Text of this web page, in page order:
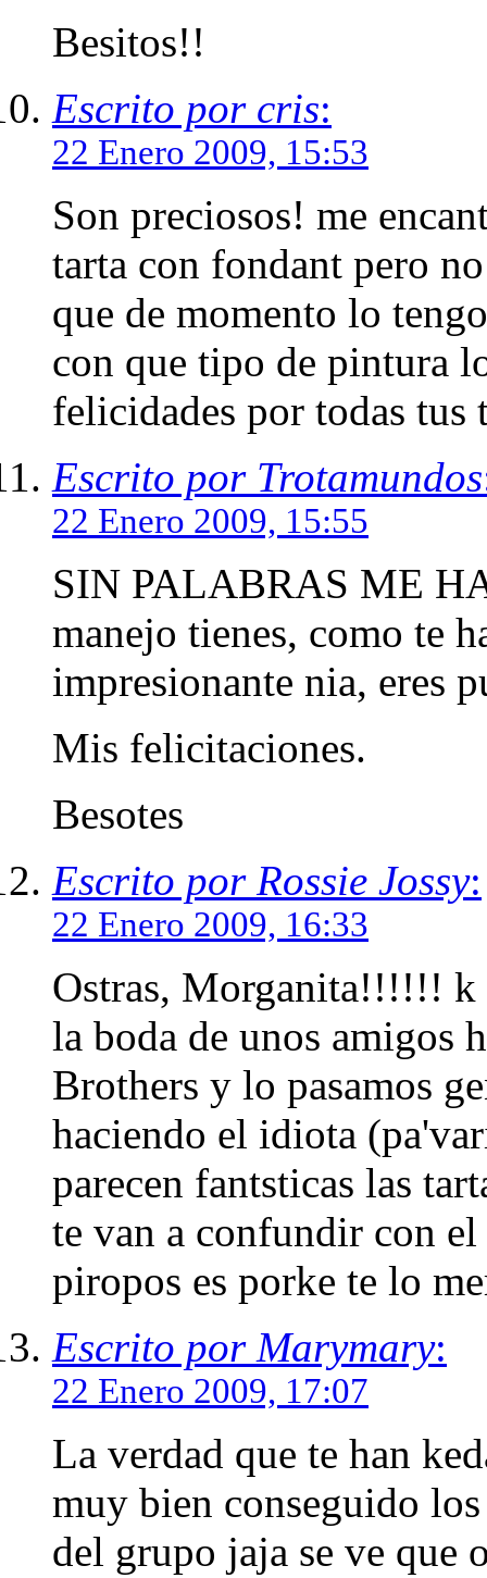
Besitos!!
Escrito por cris:
22 Enero 2009, 15:53
Son preciosos! me
tarta con fondant pero
que de momento lo
con que tipo de pintura
felicidades por todas tus
Escrito por Trotamundos
22 Enero 2009, 15:55
SIN PALABRAS ME
manejo tienes, como te
impresionante nia, eres
Mis felicitaciones.
Besotes
Escrito por Rossie Jossy:
22 Enero 2009, 16:33
Ostras, Morganita!!!!!! k
la boda de unos amigos
Brothers y lo pasamos
haciendo el idiota
parecen fantsticas las
te van a confundir con
piropos es porke te lo
Escrito por Marymary:
22 Enero 2009, 17:07
La verdad que te han
muy bien conseguido
del grupo jaja se ve que